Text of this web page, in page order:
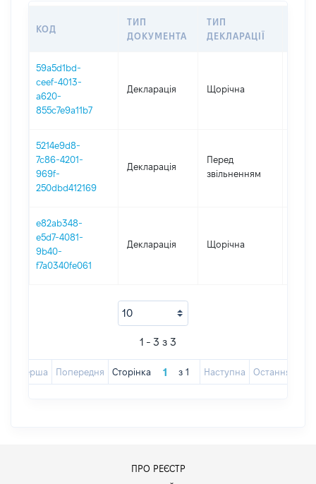
КОД
ТИП
ДОКУМЕНТА
ТИП
ДЕКЛАРАЦІЇ
59a5d1bd-
ceef-4013-
a620-
855c7e9a11b7
Декларація Щорічна
5214e9d8-
7c86-4201-
969f-
250dbd412169
Декларація
Перед
звільненням
e82ab348-
e5d7-4081-
9b40-
f7a0340fe061
Декларація Щорічна
1 - 3 з 3
Перша Попередня Сторінка з 1 Наступна Остання
ПРО РЕЄСТР